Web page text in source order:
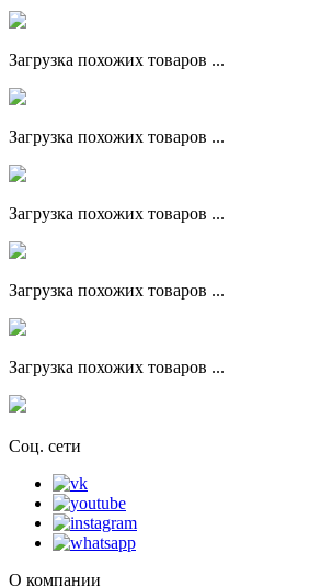
Загрузка похожих товаров ...
Загрузка похожих товаров ...
Загрузка похожих товаров ...
Загрузка похожих товаров ...
Загрузка похожих товаров ...
Соц. сети
О компании